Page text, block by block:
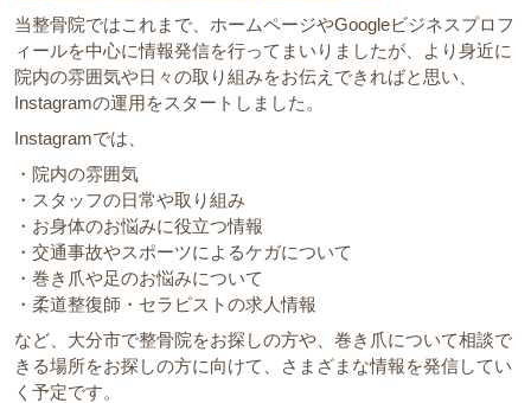
当整骨院ではこれまで、ホームページやGoogleビジネスプロフ
ィールを中心に情報発信を行ってまいりましたが、より身近に
院内の雰囲気や日々の取り組みをお伝えできればと思い、
Instagramの運用をスタートしました。
Instagramでは、
・院内の雰囲気
・スタッフの日常や取り組み
・お身体のお悩みに役立つ情報
・交通事故やスポーツによるケガについて
・巻き爪や足のお悩みについて
・柔道整復師・セラピストの求人情報
など、大分市で整骨院をお探しの方や、巻き爪について相談で
きる場所をお探しの方に向けて、さまざまな情報を発信してい
く予定です。